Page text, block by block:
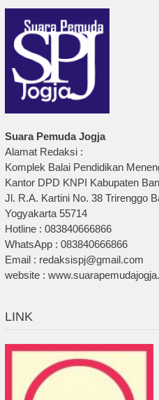
Suara Pemuda Jogja
Alamat Redaksi :
Komplek Balai Pendidikan
Kantor DPD KNPI Kabupaten
Jl. R.A. Kartini No. 38 Trirenggo
Yogyakarta 55714
Hotline : 083840666866
WhatsApp : 083840666866
Email : redaksispj@gmail.com
website :
LINK